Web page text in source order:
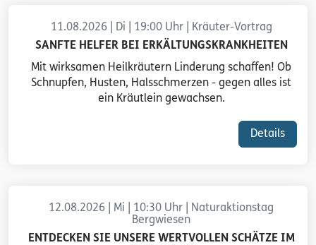
11.08.2026 | Di | 19:00 Uhr | Kräuter-Vortrag
SANFTE HELFER BEI ERKÄLTUNGSKRANKHEITEN
Mit wirksamen Heilkräutern Linderung schaffen! Ob
Schnupfen, Husten, Halsschmerzen - gegen alles ist
ein Kräutlein gewachsen.
Details
12.08.2026 | Mi | 10:30 Uhr | Naturaktionstag
Bergwiesen
ENTDECKEN SIE UNSERE WERTVOLLEN SCHÄTZE IM